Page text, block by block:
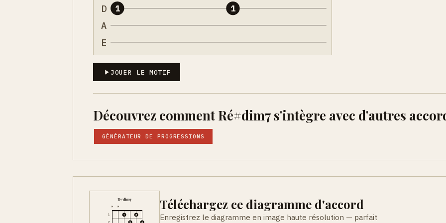
D
A
E
1 1
JOUER LE MOTIF
Découvrez comment Ré#dim7 s'intègre avec d'autres
GÉNÉRATEUR DE PROGRESSIONS
Téléchargez ce diagramme d'accord
Enregistrez le diagramme en image haute résolution — parfait